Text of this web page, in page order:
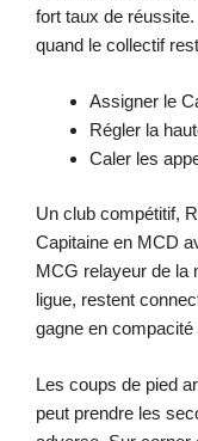
fort taux de
quand le collectif
Assigner le
Régler la
Caler les
Un club compétitif,
Capitaine en MCD
MCG relayeur de la
ligue, restent
gagne en
Les coups de pied
peut prendre les